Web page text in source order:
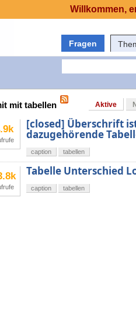
Fragen
mit tabellen Aktive
[closed] Überschrift
dazugehörende
caption tabellen
Tabelle Unterschied
caption tabellen
Willkommen,